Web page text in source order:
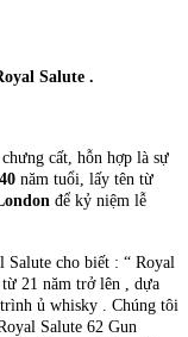
Salute .
cất, hỗn hợp là sự
40 năm tuổi, lấy tên từ
để kỷ niệm lễ
cho biết : “ Royal
21 năm trở lên , dựa
ủ whisky . Chúng tôi
Salute 62 Gun